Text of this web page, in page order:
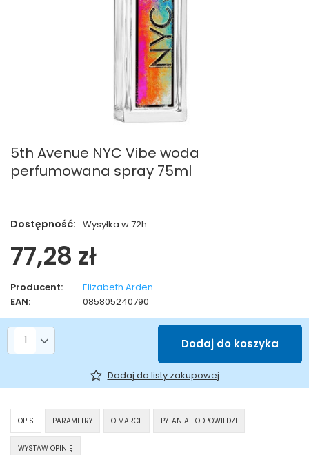
5th Avenue NYC Vibe woda
perfumowana spray 75ml
Dostępność: Wysyłka w 72h
77,28 zł
Producent:
Elizabeth Arden
EAN:
085805240790
Liczba produktów
Dodaj do koszyka
Dodaj do listy zakupowej
OPIS PARAMETRY O MARCE PYTANIA I ODPOWIEDZI
WYSTAW OPINIĘ